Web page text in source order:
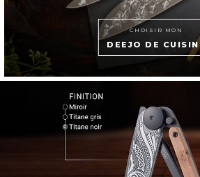
CHOISIR MON
DEEJO DE